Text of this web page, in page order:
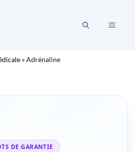
MENU
»Adrénaline
DE GARANTIE